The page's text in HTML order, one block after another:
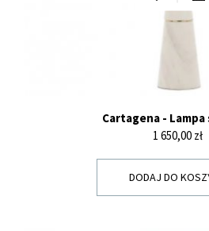
Cartagena - Lampa
Cena
1 650,00 zł
DODAJ DO